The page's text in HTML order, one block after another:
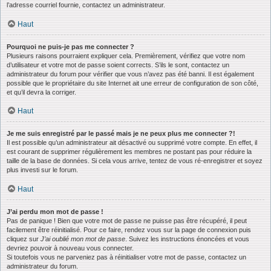
l’adresse courriel fournie, contactez un administrateur.
Haut
Pourquoi ne puis-je pas me connecter ?
Plusieurs raisons pourraient expliquer cela. Premièrement, vérifiez que votre nom
d’utilisateur et votre mot de passe soient corrects. S’ils le sont, contactez un
administrateur du forum pour vérifier que vous n’avez pas été banni. Il est également
possible que le propriétaire du site Internet ait une erreur de configuration de son côté,
et qu’il devra la corriger.
Haut
Je me suis enregistré par le passé mais je ne peux plus me connecter ?!
Il est possible qu’un administrateur ait désactivé ou supprimé votre compte. En effet, il
est courant de supprimer régulièrement les membres ne postant pas pour réduire la
taille de la base de données. Si cela vous arrive, tentez de vous ré-enregistrer et soyez
plus investi sur le forum.
Haut
J’ai perdu mon mot de passe !
Pas de panique ! Bien que votre mot de passe ne puisse pas être récupéré, il peut
facilement être réinitialisé. Pour ce faire, rendez vous sur la page de connexion puis
cliquez sur J’ai oublié mon mot de passe . Suivez les instructions énoncées et vous
devriez pouvoir à nouveau vous connecter.
Si toutefois vous ne parveniez pas à réinitialiser votre mot de passe, contactez un
administrateur du forum.